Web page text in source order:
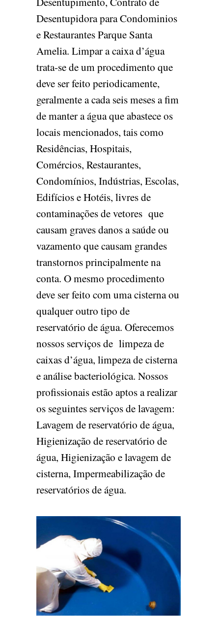
Desentupidora para Condominios
e Restaurantes Parque Santa
Amelia. Limpar a caixa d’água
trata-se de um procedimento que
deve ser feito periodicamente,
geralmente a cada seis meses a fim
de manter a água que abastece os
locais mencionados, tais como
Residências, Hospitais,
Comércios, Restaurantes,
Condomínios, Indústrias, Escolas,
Edifícios e Hotéis, livres de
contaminações de vetores que
causam graves danos a saúde ou
vazamento que causam grandes
transtornos principalmente na
conta. O mesmo procedimento
deve ser feito com uma cisterna ou
qualquer outro tipo de
reservatório de água. Oferecemos
nossos serviços de limpeza de
caixas d’água, limpeza de cisterna
e análise bacteriológica. Nossos
profissionais estão aptos a realizar
os seguintes serviços de lavagem:
Lavagem de reservatório de água,
Higienização de reservatório de
água, Higienização e lavagem de
cisterna, Impermeabilização de
reservatórios de água.